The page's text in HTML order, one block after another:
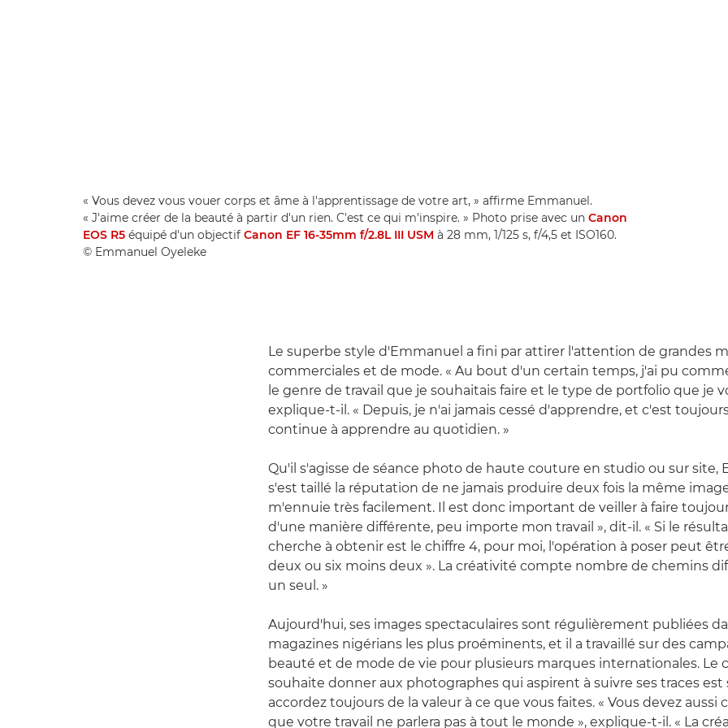
« Vous devez vous vouer corps et âme à l'apprentissage de votre art, » affirme Emmanuel.
« J'aime créer de la beauté à partir d'un rien. C'est ce qui m'inspire. » Photo prise avec un Canon
EOS R5 équipé d'un objectif Canon EF 16-35mm f/2.8L III USM à 28 mm, 1/125 s, f/4,5 et ISO160.
© Emmanuel Oyeleke
Le superbe style d'Emmanuel a fini par attirer l'attention de grandes
commerciales et de mode. « Au bout d'un certain temps, j'ai pu
le genre de travail que je souhaitais faire et le type de portfolio que je
explique-t-il. « Depuis, je n'ai jamais cessé d'apprendre, et c'est toujours
continue à apprendre au quotidien. »
Qu'il s'agisse de séance photo de haute couture en studio ou sur site,
s'est taillé la réputation de ne jamais produire deux fois la même
m'ennuie très facilement. Il est donc important de veiller à faire
d'une manière différente, peu importe mon travail », dit-il. « Si le
cherche à obtenir est le chiffre 4, pour moi, l'opération à poser peut
deux ou six moins deux ». La créativité compte nombre de chemins
un seul. »
Aujourd'hui, ses images spectaculaires sont régulièrement publiées
magazines nigérians les plus proéminents, et il a travaillé sur des
beauté et de mode de vie pour plusieurs marques internationales. Le
souhaite donner aux photographes qui aspirent à suivre ses traces est
accordez toujours de la valeur à ce que vous faites. « Vous devez aussi
que votre travail ne parlera pas à tout le monde », explique-t-il. « La